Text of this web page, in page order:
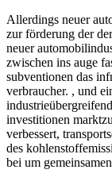
Allerdings neuer
zur förderung der
neuer
zwischen ins auge
subventionen das
verbraucher. , und
investitionen
verbessert,
des
bei um